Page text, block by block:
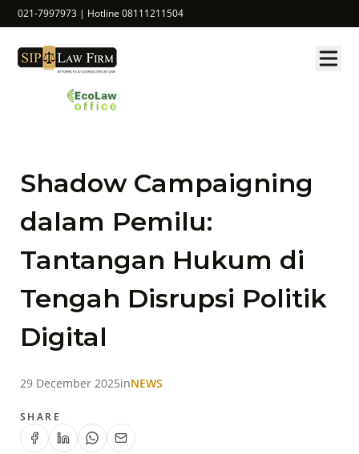
021-7997973 | Hotline 08111211504
Shadow Campaigning
dalam Pemilu:
Tantangan Hukum di
Tengah Disrupsi Politik
Digital
29 December 2025inNEWS
SHARE